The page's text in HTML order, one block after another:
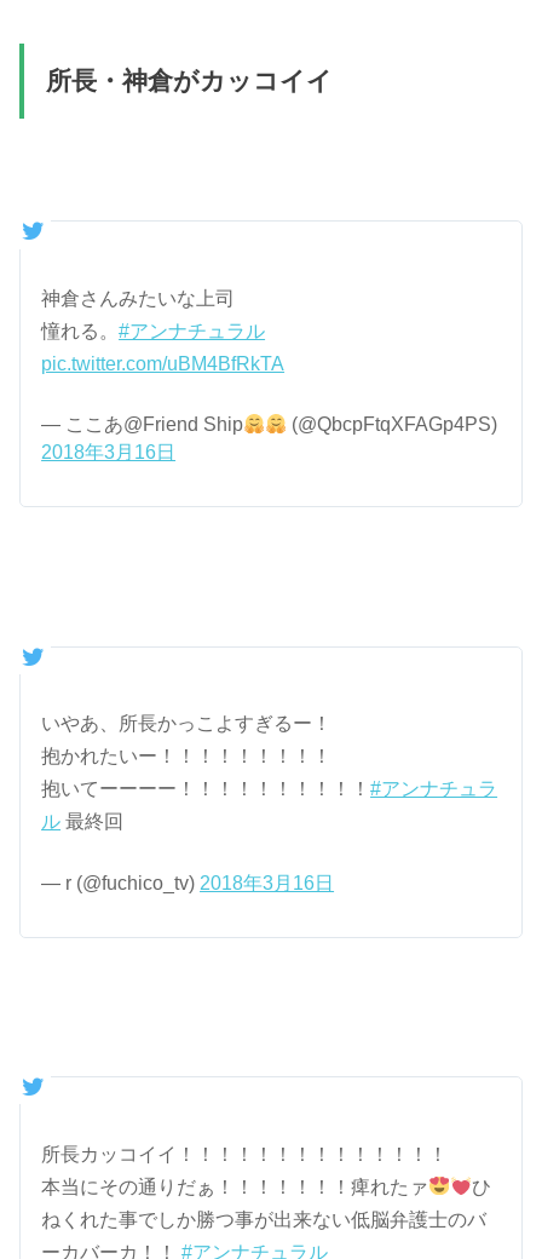
所長・神倉がカッコイイ
神倉さんみたいな上司
憧れる。#アンナチュラル
pic.twitter.com/uBM4BfRkTA
— ここあ@Friend Ship
(@QbcpFtqXFAGp4PS)
2018年3月16日
いやあ、所長かっこよすぎるー！
抱かれたいー！！！！！！！！！
抱いてーーーー！！！！！！！！！！#アンナチュラ
ル 最終回
— r (@fuchico_tv) 2018年3月16日
所長カッコイイ！！！！！！！！！！！！！！
本当にその通りだぁ！！！！！！！痺れたァ
ひ
ねくれた事でしか勝つ事が出来ない低脳弁護士のバ
ーカバーカ！！#アンナチュラル